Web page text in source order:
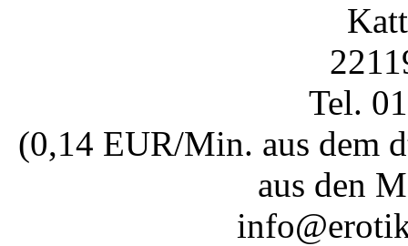
Tel.
(0,14 EUR/Min. aus dem
aus den